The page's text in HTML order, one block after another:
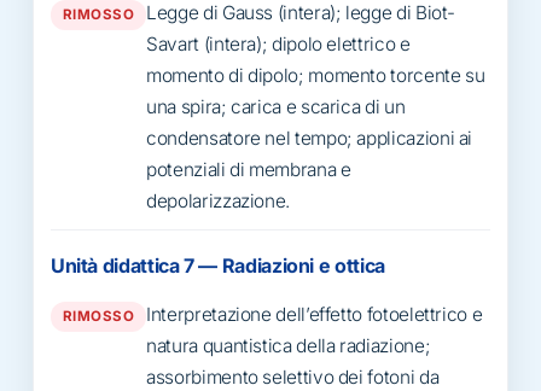
RIMOSSO
Legge di Gauss (intera); legge di Biot-
Savart (intera); dipolo elettrico e
momento di dipolo; momento torcente su
una spira; carica e scarica di un
condensatore nel tempo; applicazioni ai
potenziali di membrana e
depolarizzazione.
Unità didattica 7 — Radiazioni e ottica
RIMOSSO
Interpretazione dell’effetto fotoelettrico e
natura quantistica della radiazione;
assorbimento selettivo dei fotoni da